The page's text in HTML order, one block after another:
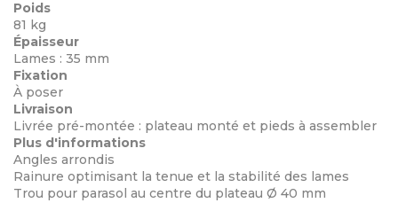
Poids
81 kg
Épaisseur
Lames : 35 mm
Fixation
À poser
Livraison
Livrée pré-montée : plateau monté et pieds à assembler
Plus d'informations
Angles arrondis
Rainure optimisant la tenue et la stabilité des lames
Trou pour parasol au centre du plateau Ø 40 mm